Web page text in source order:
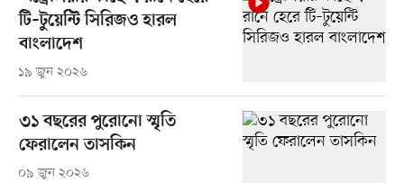
টি–টুয়েন্টি সিরিজও হারল
বাংলাদেশ
১৯ জুন ২০২৬
৩১ বছরের পুরোনো স্মৃতি
ফেরালেন তাসকিন
০৯ জুন ২০২৬